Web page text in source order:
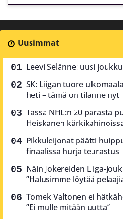
Uusimmat
Leevi Selänne: uusi
SK: Liigan tuore
heti – tämä on tilanne nyt
Tässä NHL:n 20 parasta
Heiskanen
Pikkuleijonat päätti
finaalissa hurja teurastus
Näin Jokereiden Liiga-
”Halusimme löytää
Tomek Valtonen ei
”Ei mulle mitään uutta”